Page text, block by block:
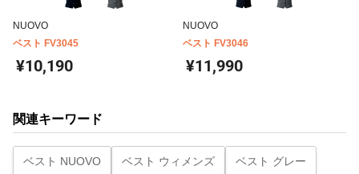
NUOVO
ベスト FV3045
¥10,190
NUOVO
ベスト FV3046
¥11,990
関連キーワード
ベスト NUOVO ベスト ウィメンズ ベスト グレー